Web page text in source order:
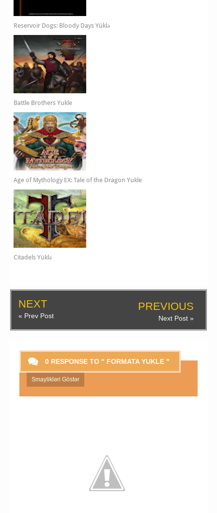
Reservoir Dogs: Bloody Days Yüklə
Battle Brothers Yukle
Age of Mythology EX: Tale of the Dragon Yukle
Citadels Yüklə
NEXT
« Prev Post
PREVIOUS
Next Post »
0 RESPONSE TO " FORMATA YUKLE "
Smaylikləri Göstər